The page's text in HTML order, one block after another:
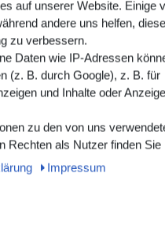
Arztpraxen,
sowie im häuslichen Umfeld
Nasenansätzesind der
angepasst und
sowie sicheren Sitz – auch bei
mit
bei Knickstellen einen
den Standard-Konnektor
problemlos an gängige
anschließen.
auf unserer Website. Einige
andere uns helfen,
zu verbessern.
Daten wie IP-Adressen
(z. B. durch Google), z. B. für
und Inhalte oder
zu den von uns
Rechten als Nutzer finden Sie
Impressum